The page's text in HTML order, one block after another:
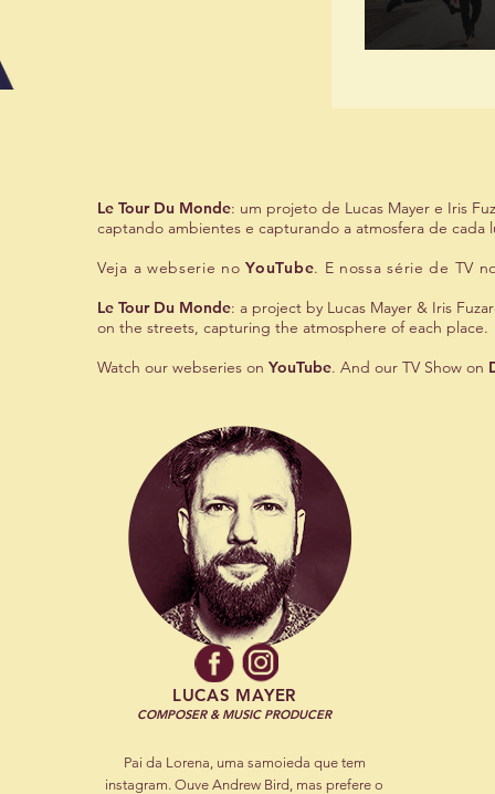
Le Tour Du Monde: um projeto de Lucas Mayer e Iris
captando ambientes e capturando a atmosfera de cada
Veja a webserie no YouTube. E nossa série de TV
Le Tour Du Monde: a project by Lucas Mayer & Iris
on the streets, capturing the atmosphere of each place.
Watch our webseries on YouTube. And our TV Show on
LUCAS MAYER
COMPOSER & MUSIC PRODUCER
Pai da Lorena, uma samoieda que tem
instagram. Ouve Andrew Bird, mas prefere o